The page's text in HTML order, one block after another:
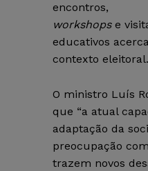
encontros,
workshopse
educativos
contexto eleitoral.
O ministro Luís
que “a atual
adaptação da
preocupação
trazem novos